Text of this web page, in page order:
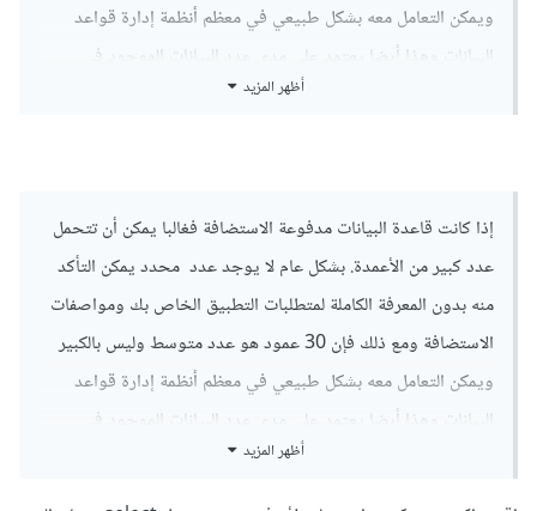
ماذا تقصد بأكثر من سكريبت في الفورم ؟
ويمكن التعامل معه بشكل طبيعي في معظم أنظمة إدارة قواعد
البيانات وهذا أيضا يعتمد على مدي عدد البيانات الموجود في
القاعدة . ولكن يمكنك بالفعل تخزين أى شئ المشكلة ستكمن فقط
أما بالنسبة إلى excel فإذا كنت تقصد أنك تريد إنشاء ملف excel
ووضع البيانات المرسلة من form به فنعم بالطبع يمكنك ذلك
بالتأكيد . يمكنك إستخدام مكتبة php الرسمية في ذلك وهى
تسمى phpspreadsheet
ماذا تقصد بأكثر من سكريبت في الفورم ؟
أظهر المزيد
إذا كانت قاعدة البيانات مدفوعة الاستضافة فغالبا يمكن أن تتحمل
عدد كبير من الأعمدة. بشكل عام لا يوجد عدد محدد يمكن التأكد
منه بدون المعرفة الكاملة لمتطلبات التطبيق الخاص بك ومواصفات
الاستضافة ومع ذلك فإن 30 عمود هو عدد متوسط وليس بالكبير
ويمكن التعامل معه بشكل طبيعي في معظم أنظمة إدارة قواعد
البيانات وهذا أيضا يعتمد على مدي عدد البيانات الموجود في
القاعدة . ولكن يمكنك بالفعل تخزين أى شئ المشكلة ستكمن فقط
في إحتمال أن يكون السيرفر بطئ في إحضار البيانات والبحث في
أظهر المزيد